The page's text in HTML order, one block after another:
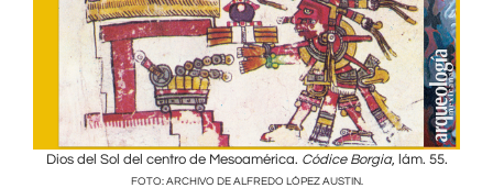
Dios del Sol del centro de Mesoamérica. Códice Borgia, lám. 55.
FOTO: ARCHIVO DE ALFREDO LÓPEZ AUSTIN.